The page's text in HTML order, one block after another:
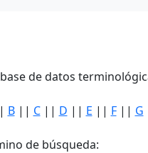
de datos
B|| C|| D || E || F|| G
de búsqueda: